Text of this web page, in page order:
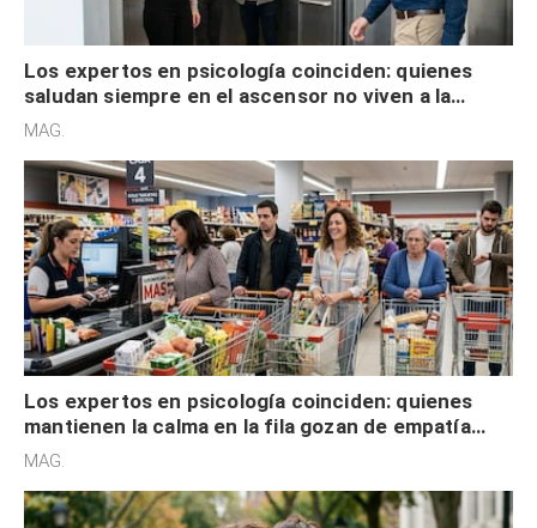
Los expertos en psicología coinciden: quienes
saludan siempre en el ascensor no viven a la
defensiva y tienen apertura social
MAG.
Los expertos en psicología coinciden: quienes
mantienen la calma en la fila gozan de empatía
cognitiva, gratitud y no solo tienen autocontrol
MAG.